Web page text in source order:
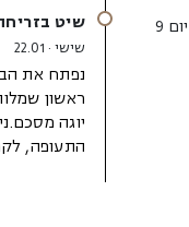
יום 9 שיט
שישי · 22.01
נפתח את
ראשון
יוגה
התעופה,